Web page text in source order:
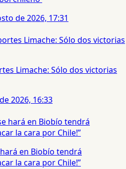
de 2026, 17:31
Limache: Sólo dos victorias
2026, 16:33
hará en Biobío tendrá
la cara por Chile!”